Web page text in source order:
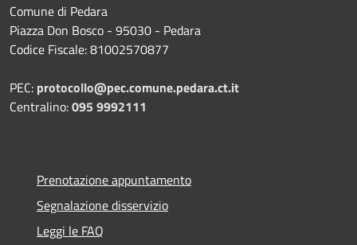
Comune di Pedara
Piazza Don Bosco - 95030 - Pedara
Codice Fiscale: 81002570877
PEC: protocollo@pec.comune.pedara.ct.it
Centralino:095 9992111
Prenotazione appuntamento
Segnalazione disservizio
Leggi le FAQ